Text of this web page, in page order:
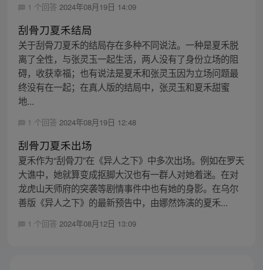
1 个回答 2024年08月19日 14:09
刮骨刀夏禾结局
关于刮骨刀夏禾的结局存在多种不同说法。一种是夏禾脱
离了全性，与张灵玉一起生活，两人没有了身份立场的阻
碍，收获幸福；也有说法是夏禾和张灵玉因为立场问题最
终没有在一起；在真人版的结局中，张灵玉和夏禾甜蜜
地...
1 个回答 2024年08月19日 12:48
刮骨刀夏禾出场
夏禾作为“刮骨刀”在《异人之下》中多次出场。例如在罗天
大谯中，她就算变成抠脚大汉也有一群人对她着迷。在对
龙虎山天师府的突袭等剧情事件中也有她的身影。在乌尔
善版《异人之下》的最新预告中，由娜然饰演的夏禾...
1 个回答 2024年08月12日 13:09